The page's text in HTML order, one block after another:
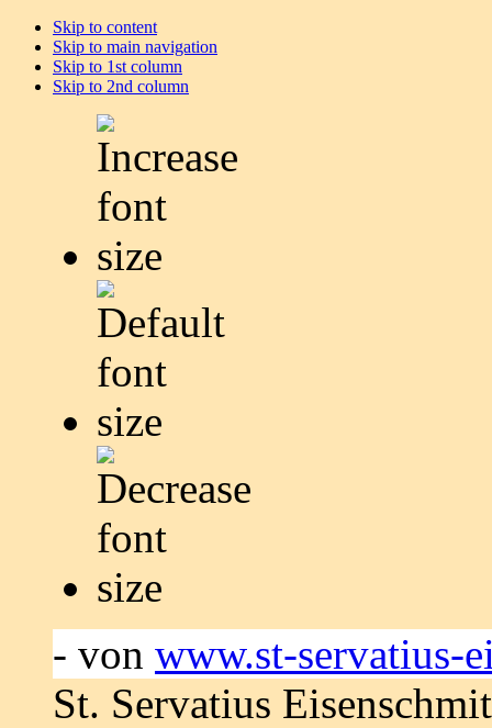
Skip to content
Skip to main navigation
Skip to 1st column
Skip to 2nd column
- von www.st-servatius-
St. Servatius